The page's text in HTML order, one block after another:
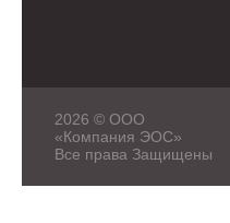
2026 © ООО
«Компания ЭОС»
Все права Защищены